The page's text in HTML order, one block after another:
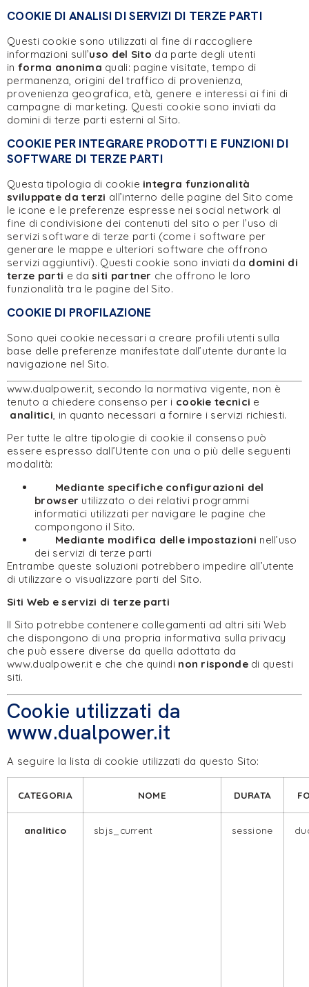
COOKIE DI ANALISI DI SERVIZI DI TERZE PARTI
Questi cookie sono utilizzati al fine di raccogliere
informazioni sull’uso del Sito da parte degli utenti
in forma anonima quali: pagine visitate, tempo di
permanenza, origini del traffico di provenienza,
provenienza geografica, età, genere e interessi ai fini di
campagne di marketing. Questi cookie sono inviati da
domini di terze parti esterni al Sito.
COOKIE PER INTEGRARE PRODOTTI E FUNZIONI DI
SOFTWARE DI TERZE PARTI
Questa tipologia di cookie integra funzionalità
sviluppate da terzi all’interno delle pagine del Sito come
le icone e le preferenze espresse nei social network al
fine di condivisione dei contenuti del sito o per l’uso di
servizi software di terze parti (come i software per
generare le mappe e ulteriori software che offrono
servizi aggiuntivi). Questi cookie sono inviati da domini di
terze parti e dasiti partner che offrono le loro
funzionalità tra le pagine del Sito.
COOKIE DI PROFILAZIONE
Sono quei cookie necessari a creare profili utenti sulla
base delle preferenze manifestate dall’utente durante la
navigazione nel Sito.
www.dualpower.it, secondo la normativa vigente, non è
tenuto a chiedere consenso per i cookie tecnici e
analitici, in quanto necessari a fornire i servizi richiesti.
Per tutte le altre tipologie di cookie il consenso può
essere espresso dall’Utente con una o più delle seguenti
modalità:
Mediante specifiche configurazioni del
browser utilizzato o dei relativi programmi
informatici utilizzati per navigare le pagine che
compongono il Sito.
Mediante modifica delle impostazioni nell’uso
dei servizi di terze parti
Entrambe queste soluzioni potrebbero impedire all’utente
di utilizzare o visualizzare parti del Sito.
Siti Web e servizi di terze parti
Il Sito potrebbe contenere collegamenti ad altri siti Web
che dispongono di una propria informativa sulla privacy
che può essere diverse da quella adottata da
www.dualpower.it e che che quindi non rispondedi questi
siti.
Cookie utilizzati da
www.dualpower.it
A seguire la lista di cookie utilizzati da questo Sito:
CATEGORIA NOME DURATA
analitico sbjs_current sessione